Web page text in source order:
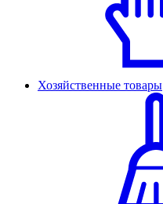
Хозяйственные товары